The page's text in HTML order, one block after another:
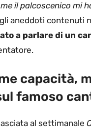
il palcoscenico mi
aneddoti contenuti
a parlare di un
capacità,
famoso
al settimanale